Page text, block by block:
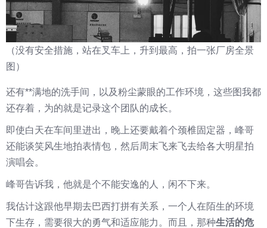
（没有安全措施，站在叉车上，升到最高，拍一张厂房全景
图）
还有**满地的洗手间，以及粉尘蒙眼的工作环境，这些图我都
还存着，为的就是记录这个团队的成长。
即使白天在车间里进出，晚上还要戴着个颈椎固定器，峰哥
还能谈笑风生地拍表情包，然后周末飞来飞去给各大明星拍
演唱会。
峰哥告诉我，他就是个不能安逸的人，闲不下来。
我估计这跟他早期去巴西打拼有关系，一个人在陌生的环境
下生存，需要很大的勇气和适应能力。而且，那种生活的危